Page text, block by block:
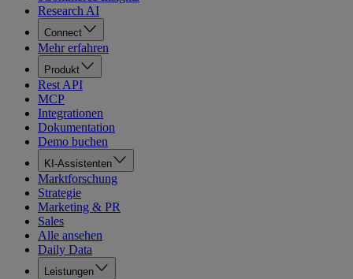
Research AI
Connect
Mehr erfahren
Produkt
Rest API
MCP
Integrationen
Dokumentation
Demo buchen
KI-Assistenten
Marktforschung
Strategie
Marketing & PR
Sales
Alle ansehen
Daily Data
Leistungen